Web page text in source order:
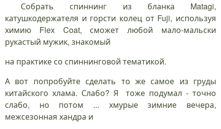
Собрать спиннинг из бланка Matagi,
катушкодержателя и горсти колец от Fuji, используя
химию Flex Coat, сможет любой мало-мальски
рукастый мужик, знакомый
на практике со спиннинговой тематикой.
А вот попробуйте сделать то же самое из груды
китайского хлама. Слабо? Я тоже подумал - точно
слабо, но потом ... хмурые зимние вечера,
межсезонная хандра и